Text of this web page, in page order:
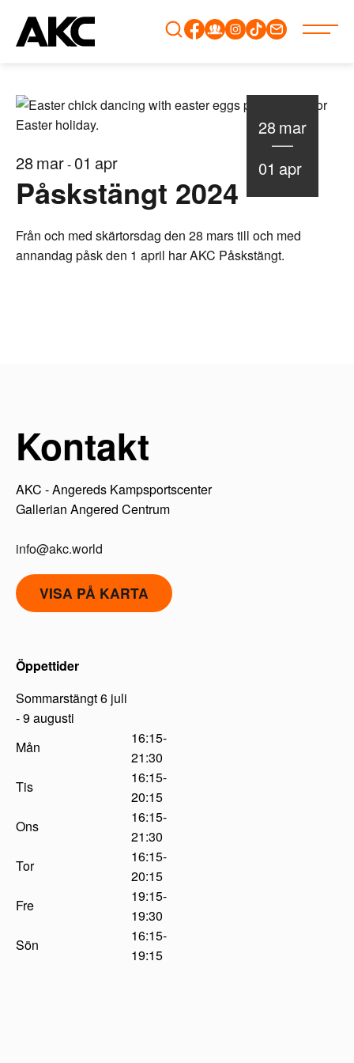
Gå
vidare
28mar
01 apr
28mar- 01 apr
Påskstängt 2024
Från och med skärtorsdag den 28 mars till och med
annandag påsk den 1 april har AKC Påskstängt.
Kontakt
AKC - Angereds Kampsportscenter
Gallerian Angered Centrum
info@akc.world
VISA PÅ KARTA
Öppettider
Sommarstängt 6 juli
- 9 augusti
Mån
16:15-
21:30
Tis
16:15-
20:15
Ons
16:15-
21:30
Tor
16:15-
20:15
Fre
19:15-
19:30
Sön
16:15-
19:15